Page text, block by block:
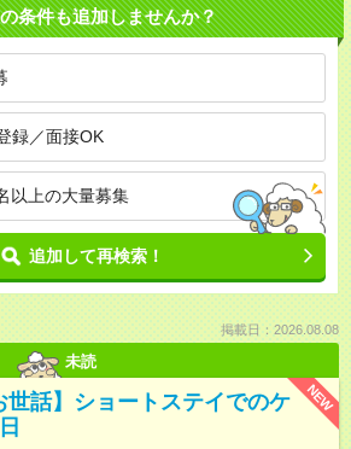
条件も追加しませんか？
録／面接OK
以上の大量募集
追加して再検索！
掲載日：2026.08.08
未読
NEW
世話】ショートステイでのケ